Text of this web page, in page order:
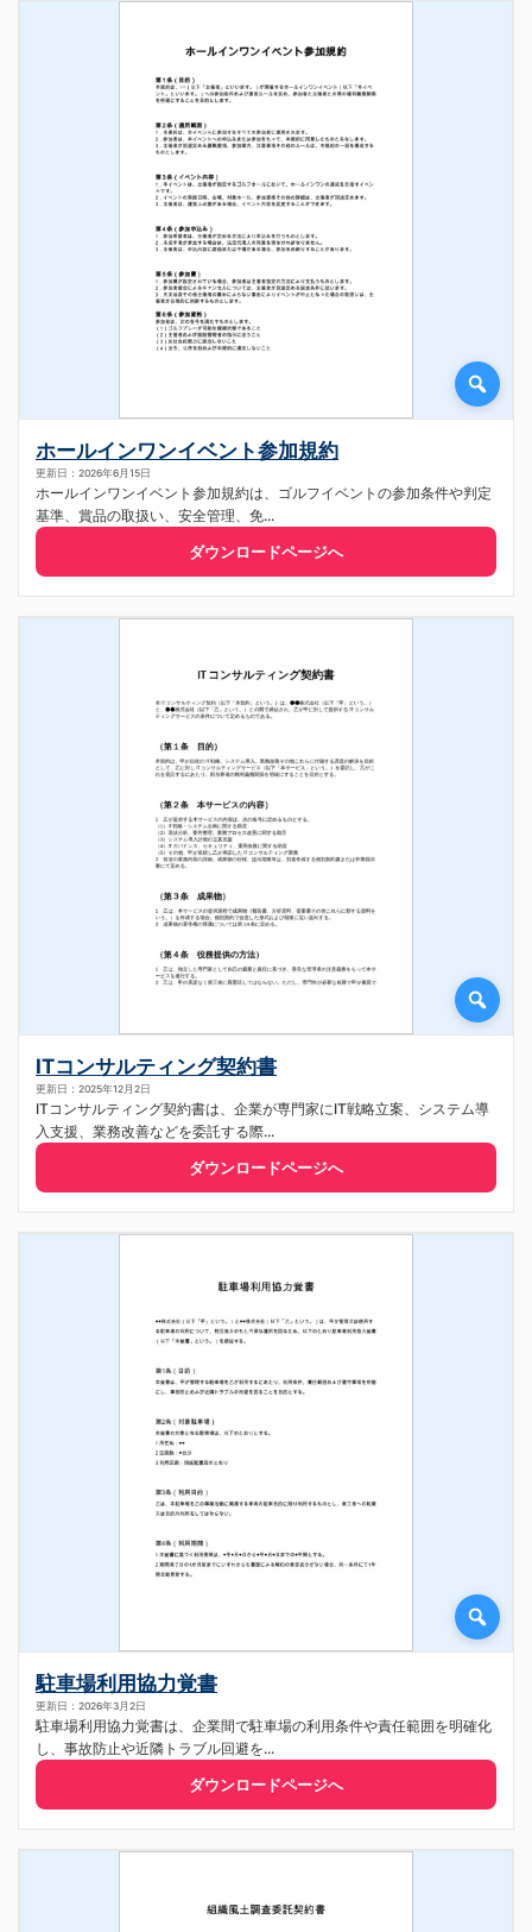
ホールインワンイベント参加規約
更新日：2026年6月15日
ホールインワンイベント参加規約は、ゴルフイベントの参加条件や判定
基準、賞品の取扱い、安全管理、免...
ダウンロードページへ
ITコンサルティング契約書
更新日：2025年12月2日
ITコンサルティング契約書は、企業が専門家にIT戦略立案、システム導
入支援、業務改善などを委託する際...
ダウンロードページへ
駐車場利用協力覚書
更新日：2026年3月2日
駐車場利用協力覚書は、企業間で駐車場の利用条件や責任範囲を明確化
し、事故防止や近隣トラブル回避を...
ダウンロードページへ